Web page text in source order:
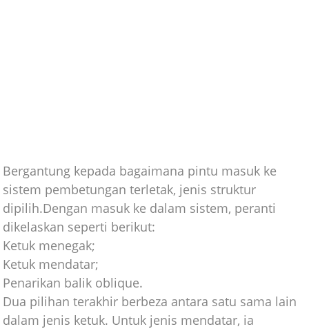
Bergantung kepada bagaimana pintu masuk ke
sistem pembetungan terletak, jenis struktur
dipilih.Dengan masuk ke dalam sistem, peranti
dikelaskan seperti berikut:
Ketuk menegak;
Ketuk mendatar;
Penarikan balik oblique.
Dua pilihan terakhir berbeza antara satu sama lain
dalam jenis ketuk. Untuk jenis mendatar, ia